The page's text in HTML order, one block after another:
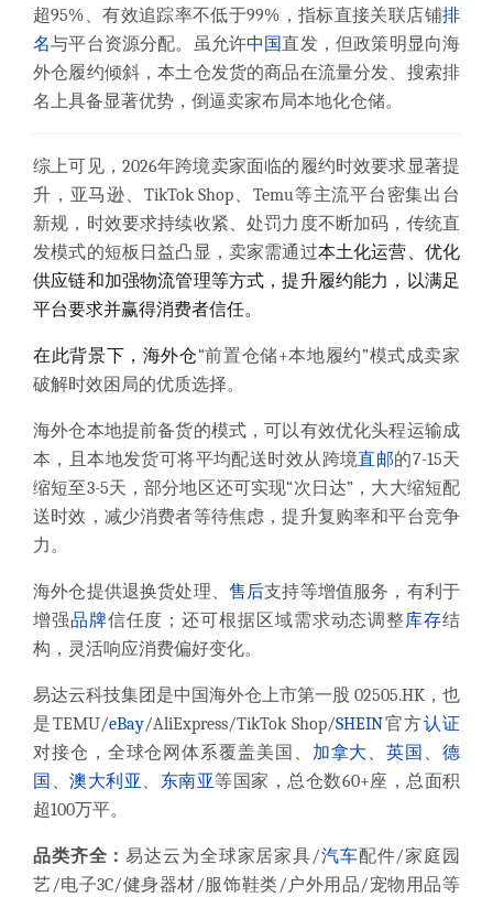
超95%、有效追踪率不低于99%，指标直接关联店铺排
名与平台资源分配。虽允许中国 直发，但政策明显向海
外仓履约倾斜，本土仓发货的商品在流量分发、搜索排
名上具备显著优势，倒逼卖家布局本地化仓储。
综上可见，2026年跨境卖家面临的履约时效要求显著提
升，亚马逊、TikTok Shop、Temu等主流平台密集出台
新规，时效要求持续收紧、处罚力度不断加码，传统直
发模式的短板日益凸显，卖家需通过本土化运营、优化
供应链和加强物流管理等方式，提升履约能力，以满足
平台要求并赢得消费者信任。
在此背景下，海外仓“前置仓储+本地履约”模式成卖家
破解时效困局的优质选择。
海外仓本地提前备货的模式，可以有效优化头程运输成
本，且本地发货可将平均配送时效从跨境直邮的7-15天
缩短至3-5天，部分地区还可实现“次日达”，大大缩短配
送时效，减少消费者等待焦虑，提升复购率和平台竞争
力。
海外仓提供退换货处理、 售后支持等增值服务，有利于
增强品牌信任度；还可根据区域需求动态调整库存结
构，灵活响应消费偏好变化。
易达云科技集团是中国海外仓上市第一股 02505.HK，也
是TEMU/eBay/AliExpress/TikTok Shop/SHEIN官方认证
对接仓，全球仓网体系覆盖美国、 加拿大 、英国 、德
国 、 澳大利亚 、 东南亚等国家，总仓数60+座，总面积
超100万平。
品类齐全：易达云为全球家居家具/汽车配件/家庭园
艺/电子3C/健身器材/服饰鞋类/户外用品/宠物用品等